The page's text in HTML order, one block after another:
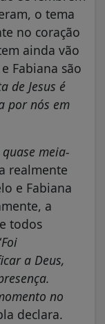
o tema
no coração
ainda vão
Fabiana são
de Jesus é
por nós em
quase meia-
realmente
e Fabiana
a
todos
Foi
a Deus,
no
declara.